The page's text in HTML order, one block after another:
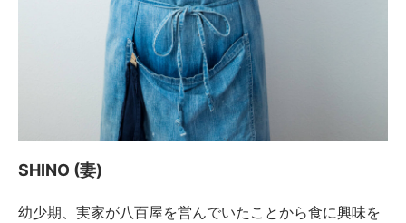
SHINO (妻)
幼少期、実家が八百屋を営んでいたことから食に興味を